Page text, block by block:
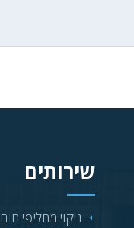
שירותים
ניקוי מחליפי חום